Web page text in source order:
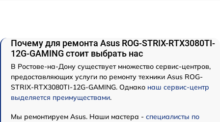
Почему для ремонта Asus ROG-STRIX-RTX3080TI-
12G-GAMING стоит выбрать нас
В Ростове-на-Дону существует множество сервис-центров,
предоставляющих услуги по ремонту техники Asus ROG-
STRIX-RTX3080TI-12G-GAMING. Однако наш сервис-центр
выделяется преимуществами.
Мы ремонтируем Asus. Наши мастера - специалисты по